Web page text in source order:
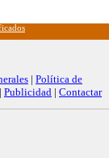
| Política de
| Publicidad | Contactar